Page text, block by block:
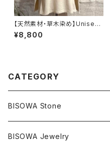
【天然素材・草木染め】Unisex
ロングTシャツ ヘンプコットン
ナチュラル
¥8,800
CATEGORY
BISOWA Stone
マスタークリスタル / 水晶
BISOWA Jewelry